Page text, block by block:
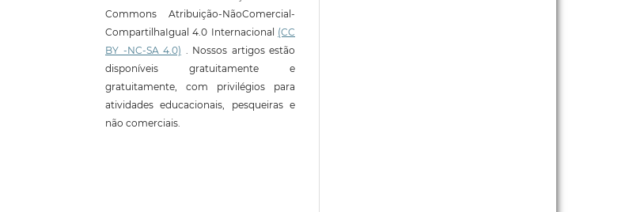
Commons Atribuição-NãoComercial-
CompartilhaIgual 4.0 Internacional (CC
BY -NC-SA 4.0) . Nossos artigos estão
disponíveis gratuitamente e
gratuitamente, com privilégios para
atividades educacionais, pesqueiras e
não comerciais.